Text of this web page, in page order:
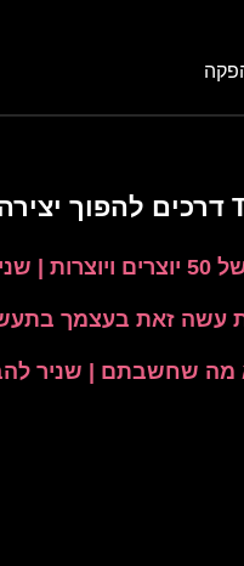
מוזיקלי
עשה זאת בעצמך
מה שחשבתם | שניר להב